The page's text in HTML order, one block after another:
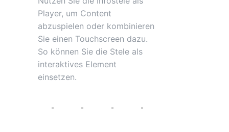
Player, um Content
abzuspielen oder kombinieren
Sie einen Touchscreen dazu.
So können Sie die Stele als
interaktives Element
einsetzen.